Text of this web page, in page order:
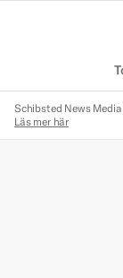
Schibsted News
Läs mer här